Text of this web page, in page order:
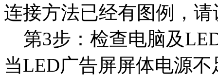
连接方法已经有图例，
第3步：检查电脑及
当LED广告屏屏体电源